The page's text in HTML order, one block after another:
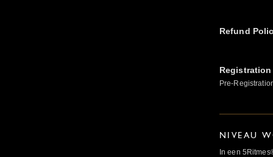
Refund
Pre-
NIVEAU
In een